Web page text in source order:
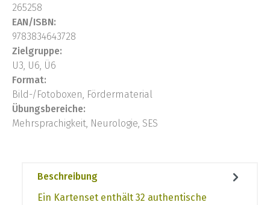
265258
EAN/ISBN:
9783834643728
Zielgruppe:
U3, U6, Ü6
Format:
Bild-/Fotoboxen, Fördermaterial
Übungsbereiche:
Mehrsprachigkeit, Neurologie, SES
Beschreibung
Ein Kartenset enthält 32 authentische